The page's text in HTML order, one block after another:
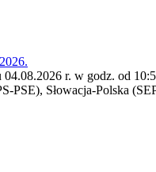
r. w godz. od
Słowacja-Polska